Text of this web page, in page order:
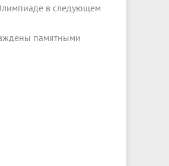
в следующем
памятными